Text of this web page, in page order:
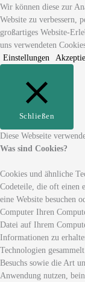
Wir können diese zur
Website zu verbessern,
großartiges Website-
uns verwendeten
Einstellungen
Schließen
Diese Webseite
Was sind Cookies?
Cookies und ähnliche
Codeteile, die oft einen
eine Website besuchen
Computer Ihren
Datei auf Ihrem
Informationen zu
Technologien
Besuchs sowie die Art
Anwendung nutzen,